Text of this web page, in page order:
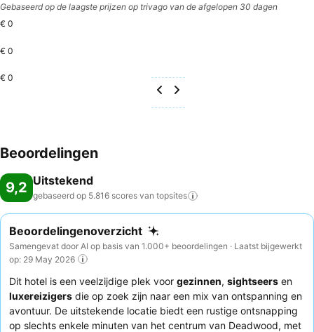
Gebaseerd op de laagste prijzen op trivago van de afgelopen 30 dagen
€ 0
€ 0
€ 0
Beoordelingen
9,2 Uitstekend
gebaseerd op 5.816 scores van topsites
Beoordelingenoverzicht
Samengevat door AI op basis van 1.000+ beoordelingen · Laatst bijgewerkt
op: 29 May 2026
Dit hotel is een veelzijdige plek voor gezinnen, sightseers en
luxereizigers die op zoek zijn naar een mix van ontspanning en
avontuur. De uitstekende locatie biedt een rustige ontsnapping
op slechts enkele minuten van het centrum van Deadwood, met